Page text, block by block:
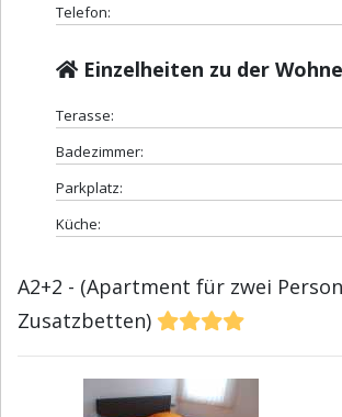
Telefon:
Einzelheiten zu der
Terasse:
Badezimmer:
Parkplatz:
Küche:
A2+2 - (Apartment für zwei
Zusatzbetten)